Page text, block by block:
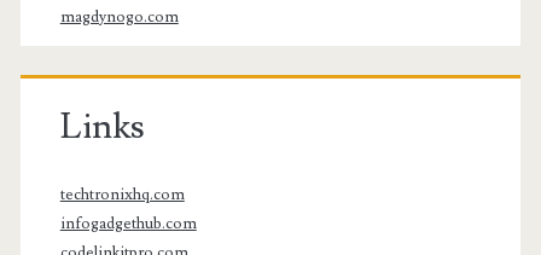
magdynogo.com
Links
techtronixhq.com
infogadgethub.com